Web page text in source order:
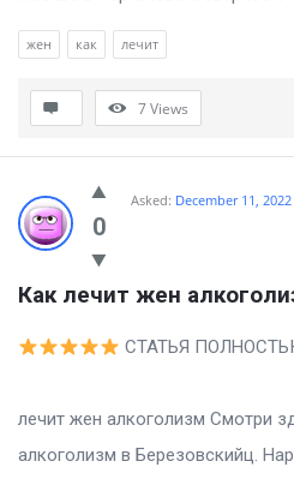
жен как лечит
7Views
0
Asked: December 11, 2022
Как лечит жен
СТАТЬЯ
Как бросить
лечит жен алкоголизм Смотри
алкоголизм в Березовскийц.